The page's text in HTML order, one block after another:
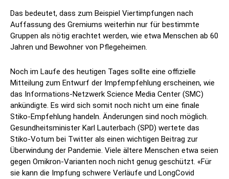
Das bedeutet, dass zum Beispiel Viertimpfungen nach
Auffassung des Gremiums weiterhin nur für bestimmte
Gruppen als nötig erachtet werden, wie etwa Menschen ab 60
Jahren und Bewohner von Pflegeheimen.
Noch im Laufe des heutigen Tages sollte eine offizielle
Mitteilung zum Entwurf der Impfempfehlung erscheinen, wie
das Informations-Netzwerk Science Media Center (SMC)
ankündigte. Es wird sich somit noch nicht um eine finale
Stiko-Empfehlung handeln. Änderungen sind noch möglich.
Gesundheitsminister Karl Lauterbach (SPD) wertete das
Stiko-Votum bei Twitter als einen wichtigen Beitrag zur
Überwindung der Pandemie. Viele ältere Menschen etwa seien
gegen Omikron-Varianten noch nicht genug geschützt. «Für
sie kann die Impfung schwere Verläufe und LongCovid